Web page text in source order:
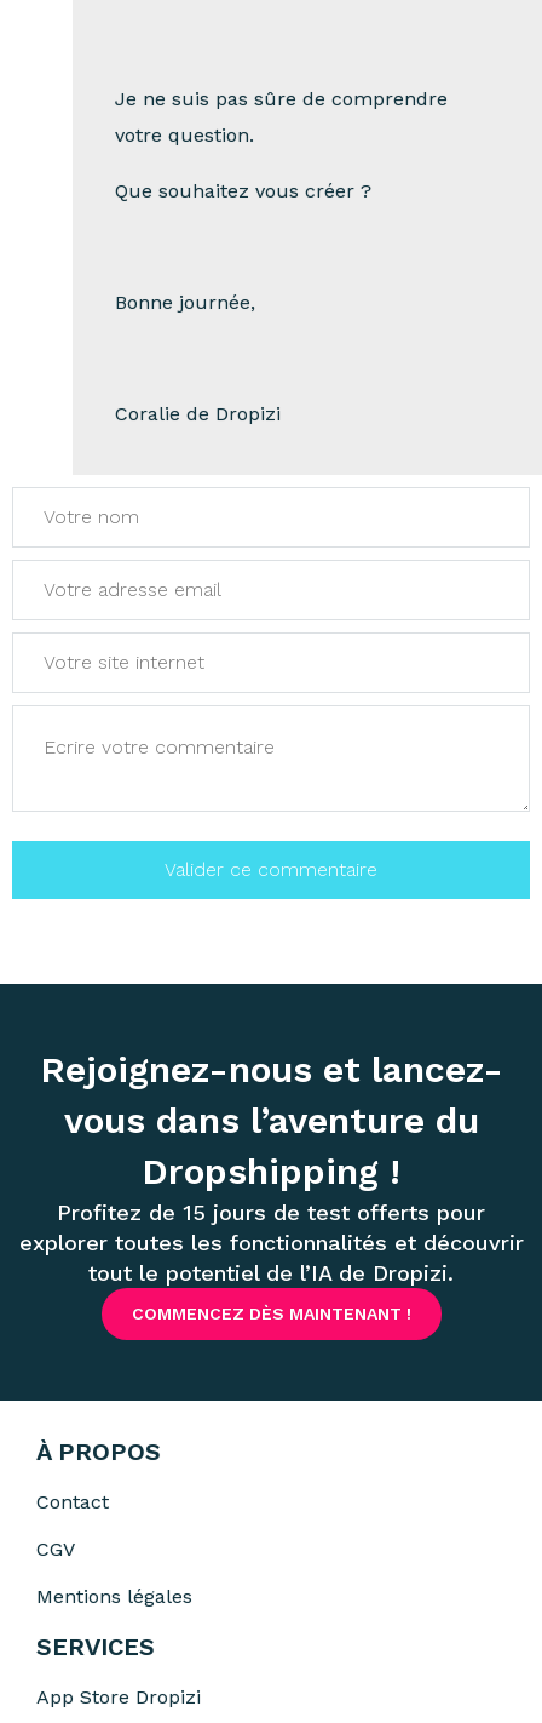
Je ne suis pas sûre de comprendre
votre question.
Que souhaitez vous créer ?
Bonne journée,
Coralie de Dropizi
Rejoignez-nous et lancez-
vous dans l’aventure du
Dropshipping !
Profitez de 15 jours de test offerts pour
explorer toutes les fonctionnalités et découvrir
tout le potentiel de l’IA de Dropizi.
COMMENCEZ DÈS MAINTENANT !
À PROPOS
Contact
CGV
Mentions légales
SERVICES
App Store Dropizi